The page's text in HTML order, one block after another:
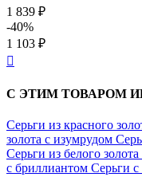
1 839 ₽
-40%
1 103 ₽

С ЭТИМ ТОВАРОМ
Серьги из красного
золота с изумрудом
Серьги из белого
с бриллиантом Серьги